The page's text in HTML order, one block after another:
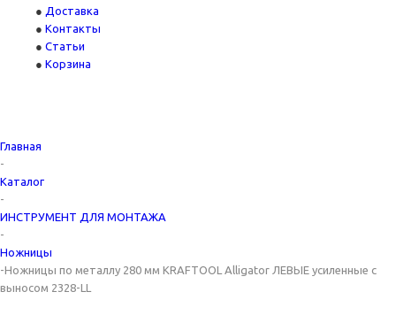
Доставка
Контакты
Статьи
Корзина
Главная
-
Каталог
-
ИНСТРУМЕНТ ДЛЯ МОНТАЖА
-
Ножницы
-Ножницы по металлу 280 мм KRAFTOOL Alligator ЛЕВЫЕ усиленные с
выносом 2328-LL